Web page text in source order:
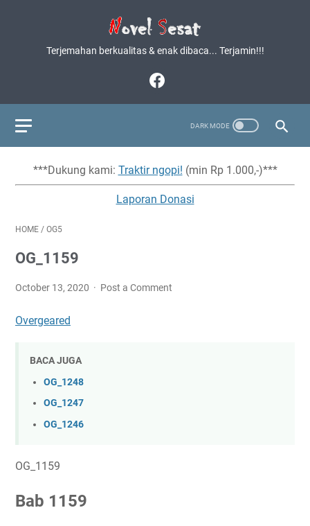
Terjemahan berkualitas & enak dibaca... Terjamin!!!
***Dukung kami: Traktir ngopi! (min Rp 1.000,-)***
Laporan Donasi
HOME / OG5
OG_1159
October 13, 2020 Post a Comment
Overgeared
BACA JUGA
OG_1248
OG_1247
OG_1246
OG_1159
Bab 1159